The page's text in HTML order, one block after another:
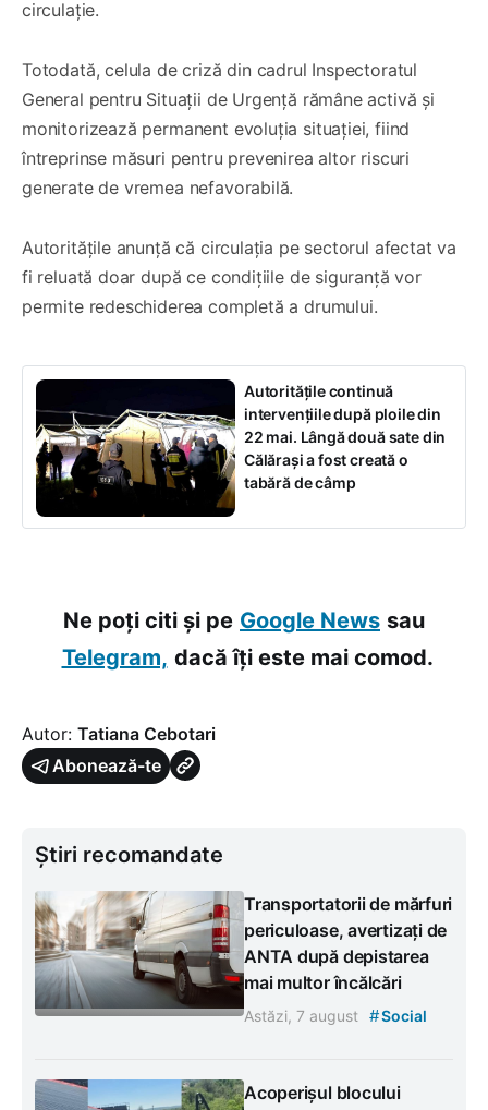
circulație.
Totodată, celula de criză din cadrul Inspectoratul
General pentru Situații de Urgență rămâne activă și
monitorizează permanent evoluția situației, fiind
întreprinse măsuri pentru prevenirea altor riscuri
generate de vremea nefavorabilă.
Autoritățile anunță că circulația pe sectorul afectat va
fi reluată doar după ce condițiile de siguranță vor
permite redeschiderea completă a drumului.
Autoritățile continuă
intervențiile după ploile din
22 mai. Lângă două sate din
Călărași a fost creată o
tabără de câmp
Ne poți citi și pe Google News sau
Telegram, dacă îți este mai comod.
Autor: Tatiana Cebotari
Abonează-te
Știri recomandate
Transportatorii de mărfuri
periculoase, avertizați de
ANTA după depistarea
mai multor încălcări
Astăzi, 7 august #Social
Acoperișul blocului